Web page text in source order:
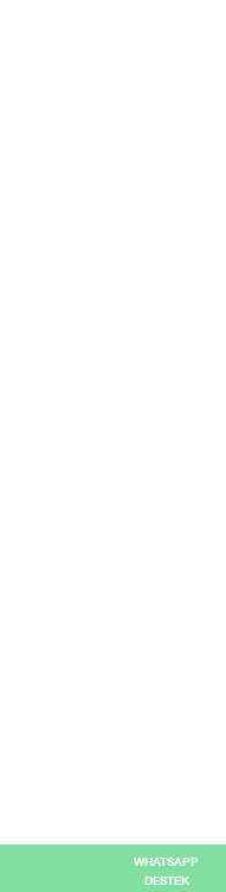
WHATSAPP
DESTEK